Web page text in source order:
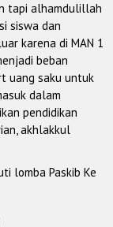
tapi alhamdulillah
siswa dan
karena di MAN 1
beban
uang saku untuk
dalam
pendidikan
akhlakkul
lomba Paskib Ke